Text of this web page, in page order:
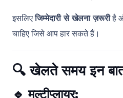
इसलिएजिम्मेदारी से खेलना ज़रूरीहै
चाहिए जिसे आप हार सकते हैं।
🔍खेलते समय इन
🔹मल्टीप्लायर: